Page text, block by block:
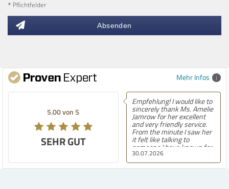
* Pflichtfelder
Absenden
Mehr Infos
5.00 von 5
SEHR GUT
Empfehlung! I would like to
sincerely thank Ms. Amelie
Jamrow for her excellent
and very friendly service.
From the minute I saw her
it felt like talking to
someone I have known for
kind to me and my family.
The only thing I can say is
30.07.2026
Empfehlung! Easily the
best experience Iâ€™ve
finding a home in
After moving here,
contacting countless
agencies, and now settling
into our second house, I
know firsthand how
challenging and
overwhelming the German